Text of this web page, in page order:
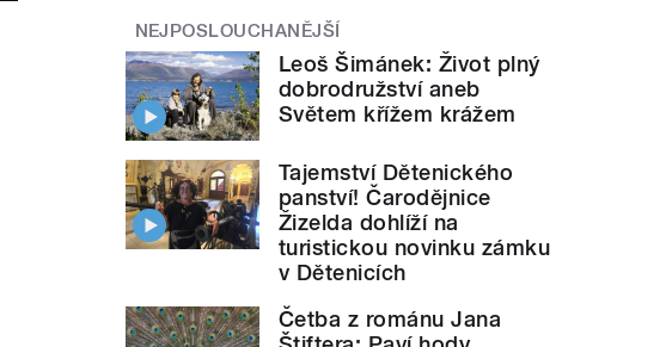
NEJPOSLOUCHANĚJŠÍ
Leoš Šimánek: Život plný
dobrodružství aneb
Světem křížem krážem
Tajemství Dětenického
panství! Čarodějnice
Žizelda dohlíží na
turistickou novinku zámku
v Dětenicích
Četba z románu Jana